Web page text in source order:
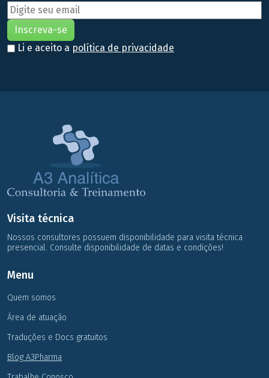
Li e aceito a política de privacidade
Visita técnica
Nossos consultores possuem disponibilidade para visita técnica
presencial. Consulte disponibilidade de datas e condições!
Menu
Quem somos
Área de atuação
Traduções e Docs gratuitos
Blog A3Pharma